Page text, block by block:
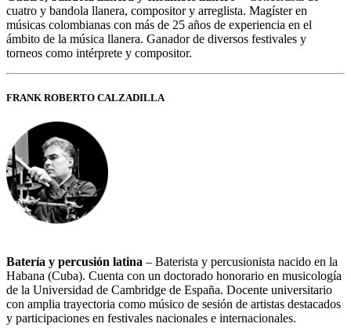
cuatro y bandola llanera, compositor y arreglista. Magíster en
músicas colombianas con más de 25 años de experiencia en el
ámbito de la música llanera. Ganador de diversos festivales y
torneos como intérprete y compositor.
FRANK ROBERTO CALZADILLA
Batería y percusión latina – Baterista y percusionista nacido en la
Habana (Cuba). Cuenta con un doctorado honorario en musicología
de la Universidad de Cambridge de España. Docente universitario
con amplia trayectoria como músico de sesión de artistas destacados
y participaciones en festivales nacionales e internacionales.